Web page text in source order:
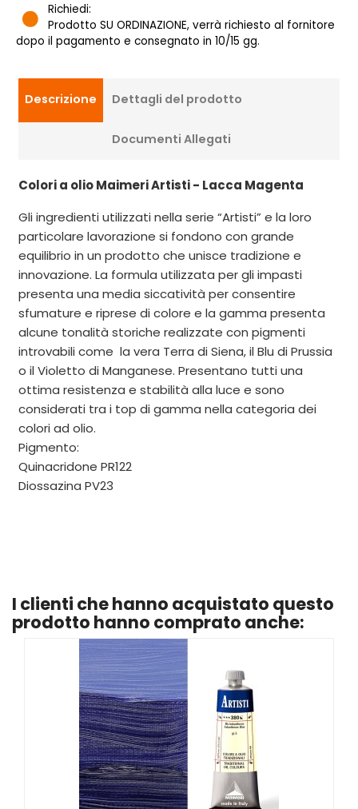
Richiedi:
Prodotto SU ORDINAZIONE, verrà richiesto al fornitore
dopo il pagamento e consegnato in 10/15 gg.
Descrizione Dettagli del prodotto
Documenti Allegati
Colori a olio Maimeri Artisti- Lacca Magenta
Gli ingredienti utilizzati nella serie “Artisti” e la loro
particolare lavorazione si fondono con grande
equilibrio in un prodotto che unisce tradizione e
innovazione. La formula utilizzata per gli impasti
presenta una media siccatività per consentire
sfumature e riprese di colore e la gamma presenta
alcune tonalità storiche realizzate con pigmenti
introvabili come la vera Terra di Siena, il Blu di Prussia
o il Violetto di Manganese. Presentano tutti una
ottima resistenza e stabilità alla luce e sono
considerati tra i top di gamma nella categoria dei
colori ad olio.
Pigmento:
Quinacridone PR122
Diossazina PV23
I clienti che hanno acquistato questo
prodotto hanno comprato anche: